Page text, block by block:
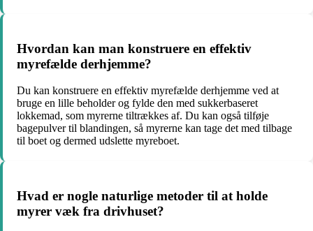
Hvordan kan man konstruere en effektiv
myrefælde derhjemme?
Du kan konstruere en effektiv myrefælde derhjemme ved at
bruge en lille beholder og fylde den med sukkerbaseret
lokkemad, som myrerne tiltrækkes af. Du kan også tilføje
bagepulver til blandingen, så myrerne kan tage det med tilbage
til boet og dermed udslette myreboet.
Hvad er nogle naturlige metoder til at holde
myrer væk fra drivhuset?